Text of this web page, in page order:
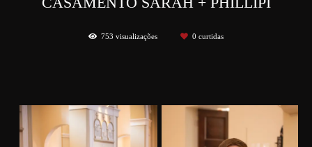
753 visualizações 0 curtidas